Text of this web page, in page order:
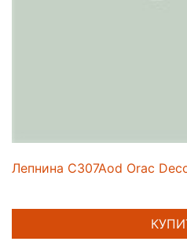
Лепнина C307Aod Orac